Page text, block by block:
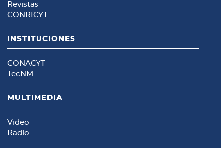
Revistas
CONRICYT
INSTITUCIONES
CONACYT
TecNM
MULTIMEDIA
Video
Radio